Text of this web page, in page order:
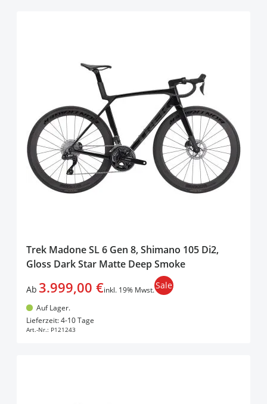
Trek Madone SL 6 Gen 8, Shimano 105 Di2,
Gloss Dark Star Matte Deep Smoke
Ab 3.999,00 €inkl. 19% Mwst.Sale
Auf Lager.
Lieferzeit: 4-10 Tage
Art.-Nr.: P121243